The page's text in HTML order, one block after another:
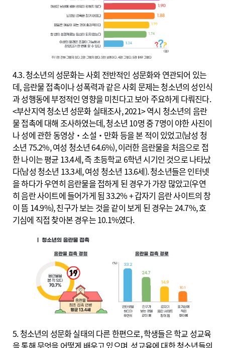
4.3. 청소년의 성문화는 사회 전반적인 성문화와 연관되어 있는
데, 음란물 접촉이나 성폭력과 같은 사회 문제는 청소년의 성인식
과 성행동에 부정적인 영향을 미친다고 보아 주요하게 다뤄진다.
<부산지역 청소년 성문화 실태조사, 2021> 역시 청소년의 음란
물 접촉에 대해 조사하였는데, 청소년 10명 중 7명이 야한 사진이
나 성에 관한 동영상‧소설‧만화 등을 본 적이 있었고(남성 청
소년 75.2%, 여성 청소년 64.6%), 이러한 음란물을 처음으로 접
한 나이는 평균 13.4세, 즉 초등학교 6학년 시기인 것으로 나타났
다(남성 청소년 13.3세, 여성 청소년 13.6세). 청소년들은 인터넷
을 하다가 우연히 음란물을 접하게 된 경우가 가장 많았고(우연
히 음란 사이트에 들어가게 됨 33.2% + 갑자기 음란 사이트의 창
이 뜸 14.9%), 친구가 보는 것을 같이 보게 된 경우는 24.7%, 호
기심에 직접 찾아본 경우는 10.1%였다.
5. 청소년의 성문화 실태의 다른 한편으로, 학생들은 학교 성교육
을 통해 무엇을 어떻게 배우고 있으며, 성교육에 대한 청소년들의